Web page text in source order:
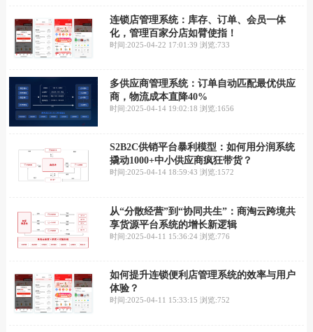
连锁店管理系统：库存、订单、会员一体
化，管理百家分店如臂使指！
时间:2025-04-22 17:01:39 浏览:733
多供应商管理系统：订单自动匹配最优供应
商，物流成本直降40%
时间:2025-04-14 19:02:18 浏览:1656
S2B2C供销平台暴利模型：如何用分润系统
撬动1000+中小供应商疯狂带货？
时间:2025-04-14 18:59:43 浏览:1572
从“分散经营”到“协同共生”：商淘云跨境共
享货源平台系统的增长新逻辑
时间:2025-04-11 15:36:24 浏览:776
如何提升连锁便利店管理系统的效率与用户
体验？
时间:2025-04-11 15:33:15 浏览:752